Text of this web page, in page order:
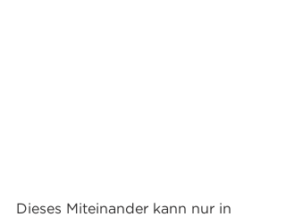
Dieses Miteinander kann nur in